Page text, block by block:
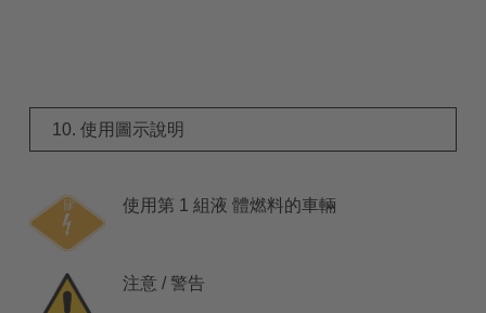
10. 使用圖示說明
使用第 1 組液 體燃料的車輛
注意 / 警告